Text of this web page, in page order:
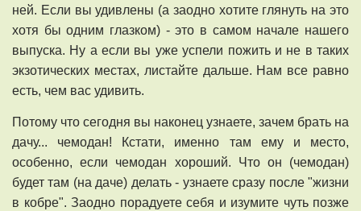
ней. Если вы удивлены (а заодно хотите глянуть на это
хотя бы одним глазком) - это в самом начале нашего
выпуска. Ну а если вы уже успели пожить и не в таких
экзотических местах, листайте дальше. Нам все равно
есть, чем вас удивить.
Потому что сегодня вы наконец узнаете, зачем брать на
дачу... чемодан! Кстати, именно там ему и место,
особенно, если чемодан хороший. Что он (чемодан)
будет там (на даче) делать - узнаете сразу после "жизни
в кобре". Заодно порадуете себя и изумите чуть позже